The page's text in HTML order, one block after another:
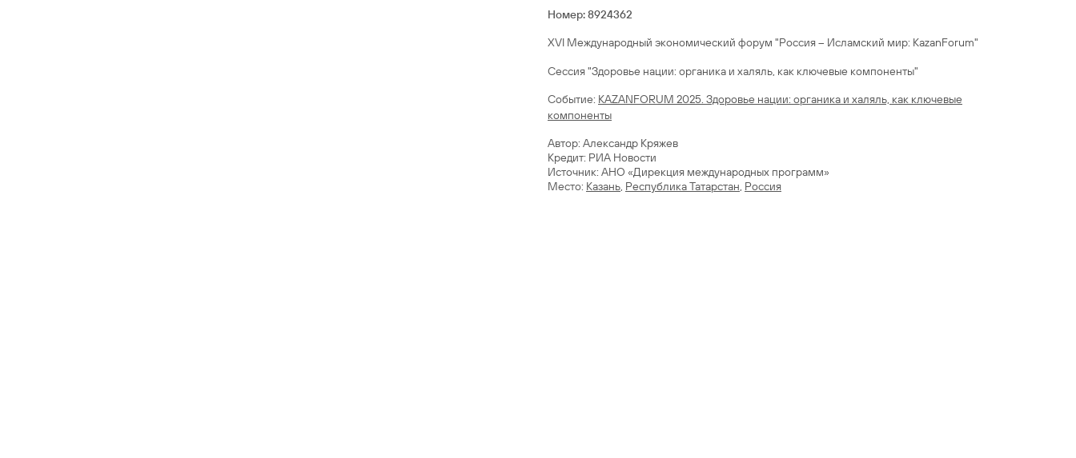
Номер: 8924362
XVI Международный экономический форум "Россия – Исламский мир: КаzanForum"
Сессия "Здоровье нации: органика и халяль, как ключевые компоненты"
Cобытие: KAZANFORUM 2025. Здоровье нации: органика и халяль, как ключевые
компоненты
Автор: Александр Кряжев
Кредит: РИА Новости
Источник: АНО «Дирекция международных программ»
Место: Казань, Республика Татарстан, Россия